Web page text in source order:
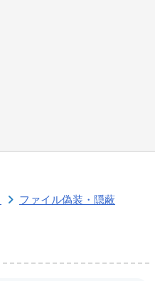
ファイル偽装・隠蔽